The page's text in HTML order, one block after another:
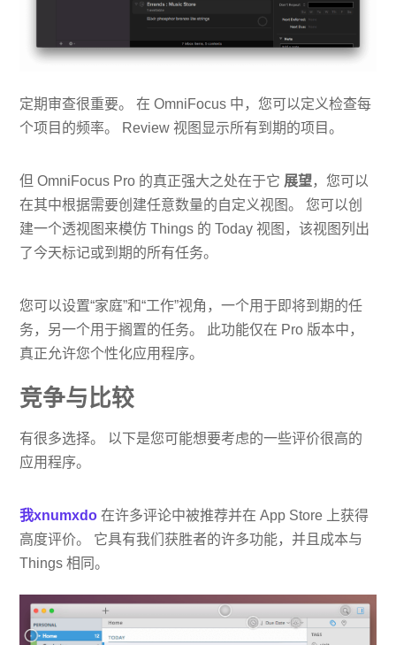
定期审查很重要。 在 OmniFocus 中，您可以定义检查每
个项目的频率。 Review 视图显示所有到期的项目。
但 OmniFocus Pro 的真正强大之处在于它 展望，您可以
在其中根据需要创建任意数量的自定义视图。 您可以创
建一个透视图来模仿 Things 的 Today 视图，该视图列出
了今天标记或到期的所有任务。
您可以设置“家庭”和“工作”视角，一个用于即将到期的任
务，另一个用于搁置的任务。 此功能仅在 Pro 版本中，
真正允许您个性化应用程序。
竞争与比较
有很多选择。 以下是您可能想要考虑的一些评价很高的
应用程序。
我xnumxdo 在许多评论中被推荐并在 App Store 上获得
高度评价。 它具有我们获胜者的许多功能，并且成本与
Things 相同。